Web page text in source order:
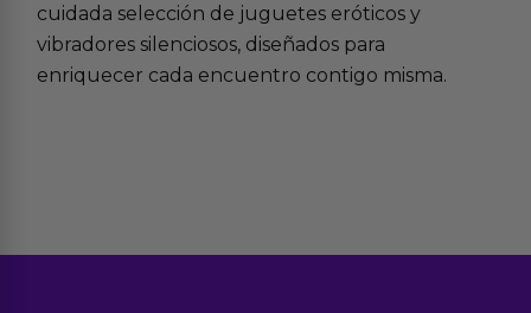
cuidada selección de juguetes eróticos y
vibradores silenciosos, diseñados para
enriquecer cada encuentro contigo misma.